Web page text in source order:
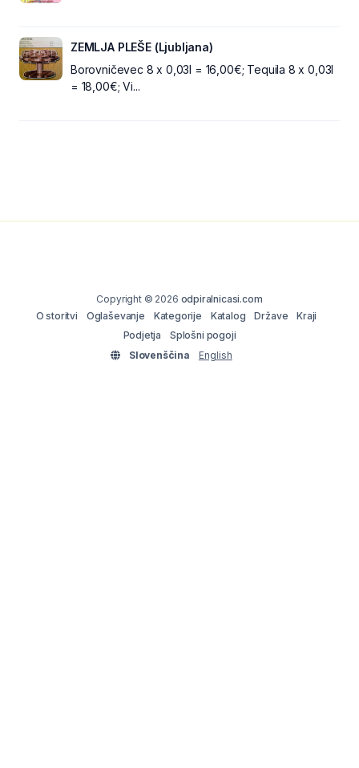
ZEMLJA PLEŠE (Ljubljana)
Borovničevec 8 x 0,03l = 16,00€; Tequila 8 x 0,03l
= 18,00€; Vi...
Copyright © 2026 odpiralnicasi.com
O storitvi
Oglaševanje Kategorije Katalog Države
Kraji
Podjetja
Splošni pogoji
Slovenščina
English